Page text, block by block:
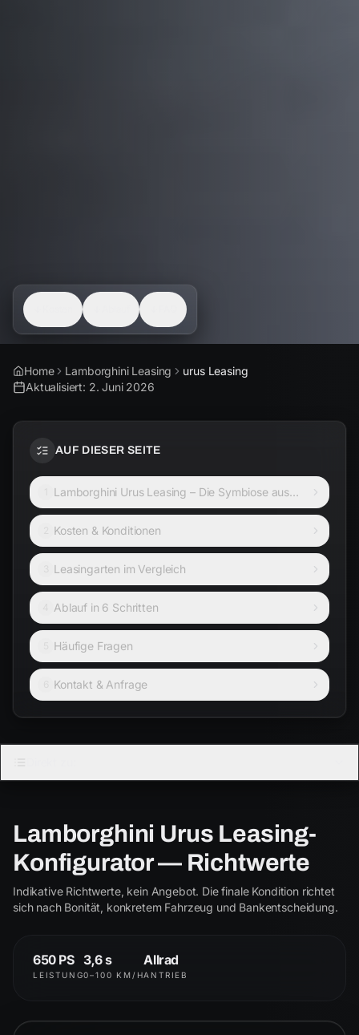
Home Lamborghini Leasing
urus Leasing
Aktualisiert: 2. Juni 2026
AUF DIESER SEITE
Lamborghini Urus Leasing – Die Symbiose aus
Luxus und ungebändigter Kraft
Kosten & Konditionen
Leasingarten im Vergleich
Ablauf in 6 Schritten
Häufige Fragen
Kontakt & Anfrage
Lamborghini Urus Leasing-
Konfigurator — Richtwerte
Indikative Richtwerte, kein Angebot. Die finale Kondition richtet
sich nach Bonität, konkretem Fahrzeug und Bankentscheidung.
URUS
4.0 V8 Biturbo
ab € 2.250 ab € 2.850
Performante SE
ab € 3.550
650 PS
LEISTUNG
3,6 s
0–100 KM/H
Allrad
ANTRIEB